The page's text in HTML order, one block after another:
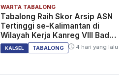
WARTA TABALONG
Tabalong Raih Skor Arsip ASN
Tertinggi se-Kalimantan di
Wilayah Kerja Kanreg VIII Badan
Kepegawaian Negara
KALSEL TABALONG 4 hari yang lalu